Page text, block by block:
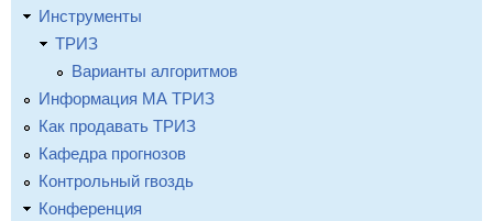
Инструменты
ТРИЗ
Варианты алгоритмов
Информация МА ТРИЗ
Как продавать ТРИЗ
Кафедра прогнозов
Контрольный гвоздь
Конференция